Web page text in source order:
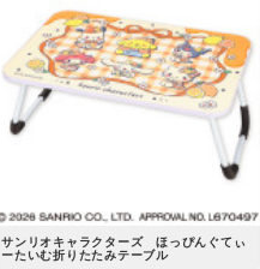
サンリオキャラクターズ ほっぴんぐてぃ
ーたいむ折りたたみテーブル